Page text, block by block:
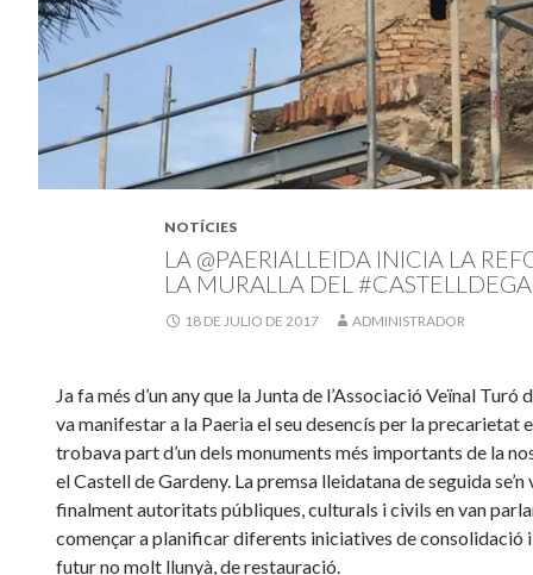
NOTÍCIES
LA @PAERIALLEIDA INICIA LA
LA MURALLA DEL
18 DE JULIO DE 2017 ADMINISTRADOR
Ja fa més d’un any que la Junta de l’Associació Veïnal Turó
va manifestar a la Paeria el seu desencís per la precarietat
trobava part d’un dels monuments més importants de la
el Castell de Gardeny. La premsa lleidatana de seguida se’n
finalment autoritats públiques, culturals i civils en van
començar a planificar diferents iniciatives de consolidació
futur no molt llunyà, de restauració.